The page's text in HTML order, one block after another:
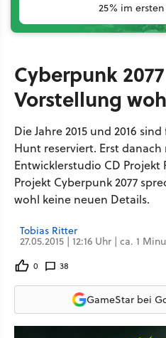
25% im
Cyberpunk
Vorstellung
Die Jahre 2015 und 2016
Hunt reserviert. Erst
Entwicklerstudio CD Projekt
Projekt Cyberpunk 2077
wohl keine neuen Details.
Tobias Ritter
27.05.2015 | 12:16 Uhr | ca. 1
0 38
GameStar bei